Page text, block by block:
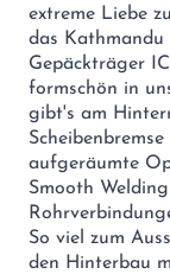
extreme Liebe
das
Gepäckträger
formschön in
gibt's am
aufgeräumte
Smooth
So viel zum
den Hinterbau